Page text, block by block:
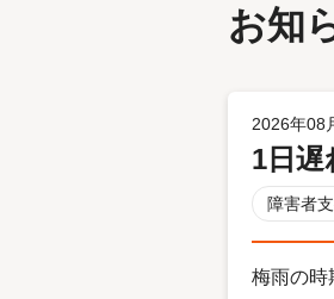
法
横
放
お知
2026年08
1日遅
障害者
梅雨の時